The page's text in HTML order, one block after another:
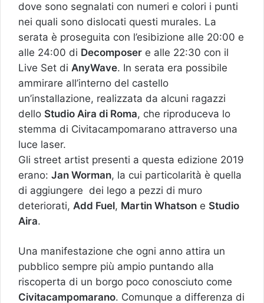
dove sono segnalati con numeri e colori i punti
nei quali sono dislocati questi murales. La
serata è proseguita con l’esibizione alle 20:00 e
alle 24:00 di Decomposer e alle 22:30 con il
Live Set di AnyWave. In serata era possibile
ammirare all’interno del castello
un’installazione, realizzata da alcuni ragazzi
dello Studio Aira di Roma, che riproduceva lo
stemma di Civitacampomarano attraverso una
luce laser.
Gli street artist presenti a questa edizione 2019
erano: Jan Worman, la cui particolarità è quella
di aggiungere dei lego a pezzi di muro
deteriorati, Add Fuel, Martin Whatson e Studio
Aira.
Una manifestazione che ogni anno attira un
pubblico sempre più ampio puntando alla
riscoperta di un borgo poco conosciuto come
Civitacampomarano. Comunque a differenza di